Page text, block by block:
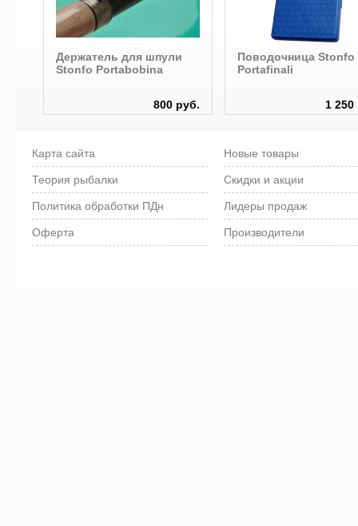
Держатель для шпули
Stonfo Portabobina
800 руб.
Поводочница Stonfo
Portafinali
1 250
Карта сайта
Теория рыбалки
Политика обработки ПДн
Оферта
Новые товары
Скидки и акции
Лидеры продаж
Производители